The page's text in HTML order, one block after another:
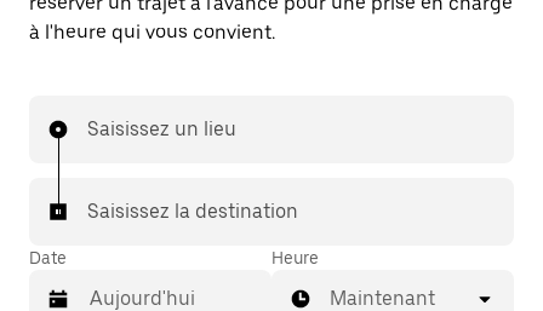
à l'heure qui vous convient.
Saisissez un lieu
Saisissez la destination
Date Heure
Maintenant